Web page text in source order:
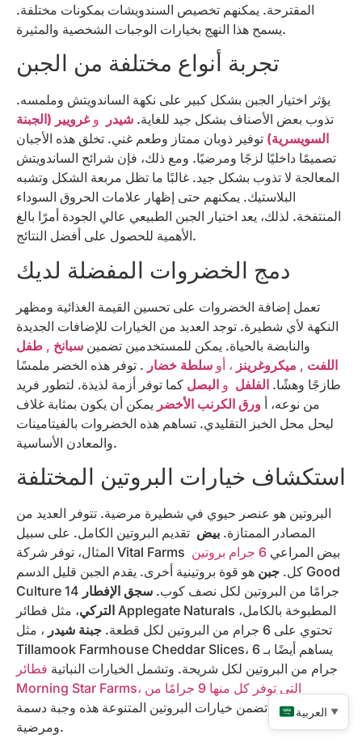
المقترحة. يمكنهم تخصيص السندويشات بمكونات مختلفة.
يسمح هذا النهج بخيارات الوجبات الشخصية والمثيرة.
تجربة أنواع مختلفة من الجبن
يؤثر اختيار الجبن بشكل كبير على نكهة الساندويتش وملمسه.
تذوب بعض الأصناف بشكل جيد للغاية. شيدر وغرويير (الجبنة
السويسرية) توفير ذوبان ممتاز وطعم غني. تخلق هذه الأجبان
تصميمًا داخليًا لزجًا ومرضيًا. ومع ذلك، فإن شرائح الساندويتش
المعالجة لا تذوب بشكل جيد. غالبًا ما تظل مربعة الشكل وتشبه
البلاستيك. يمكنهم حتى إظهار علامات الحروق السوداء
المنتفخة. لذلك، يعد اختيار الجبن الطبيعي عالي الجودة أمرًا بالغ
الأهمية للحصول على أفضل النتائج.
دمج الخضروات المفضلة لديك
تعمل إضافة الخضروات على تحسين القيمة الغذائية ومظهر
النكهة لأي شطيرة. توجد العديد من الخيارات للإضافات الجديدة
والنابضة بالحياة. يمكن للمستخدمين تضمين سبانخ , طفل
اللفت , ميكروغرينز ، أو سلطة خضار . توفر هذه الخضر ملمسًا
طازجًا وهشًا. الفلفل و البصل كما توفر أزمة لذيذة. لتطور فريد
من نوعه، أ ورق الكرنب الأخضر يمكن أن يكون بمثابة غلاف
ليحل محل الخبز التقليدي. تساهم هذه الخضروات بالفيتامينات
والمعادن الأساسية.
استكشاف خيارات البروتين المختلفة
البروتين هو عنصر حيوي في شطيرة مرضية. تتوفر العديد من
المصادر الممتازة. بيض تقديم البروتين الكامل. على سبيل
المثال، توفر شركة Vital Farms بيض المراعي 6 جرام بروتين
كل. جبن هو قوة بروتينية أخرى. يقدم الجبن قليل الدسم Good
Culture 14 جرامًا من البروتين لكل نصف كوب. سجق الإفطار
التركي، مثل فطائر Applegate Naturals المطبوخة بالكامل،
تحتوي على 6 جرام من البروتين لكل قطعة.
جبنة شيدر ، مثل
Tillamook Farmhouse Cheddar Slices، يساهم أيضًا بـ 6
جرام من البروتين لكل شريحة. وتشمل الخيارات النباتية فطائر
Morning Star Farms، التي توفر كل منها 9 جرامًا من
البروتين
. تضمن خيارات البروتين المتنوعة هذه وجبة دسمة
ومرضية.
العربية ▼